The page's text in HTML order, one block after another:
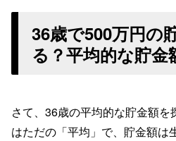
36歳で500万円の
る？平均的な貯金
さて、36歳の平均的な貯金額
はただの「平均」で、貯金額は